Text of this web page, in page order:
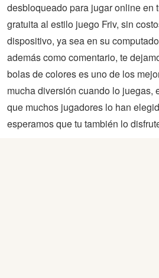
desbloqueado para jugar online en
gratuita al estilo juego Friv, sin
dispositivo, ya sea en su
además como comentario, te
bolas de colores es uno de los
mucha diversión cuando lo juegas,
que muchos jugadores lo han
esperamos que tu también lo